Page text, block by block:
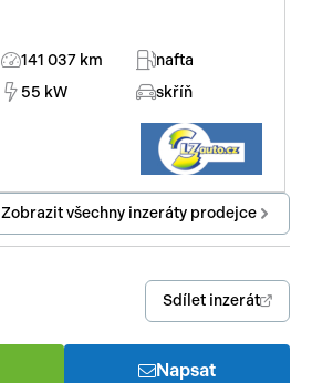
141 037 km
nafta
55 kW skříň
Zobrazit všechny inzeráty prodejce
Sdílet inzerát
Napsat